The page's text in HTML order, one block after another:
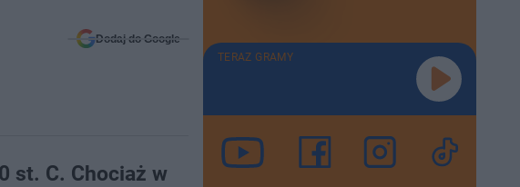
Dodaj do Google
st. C. Chociaż w
TERAZ GRAMY